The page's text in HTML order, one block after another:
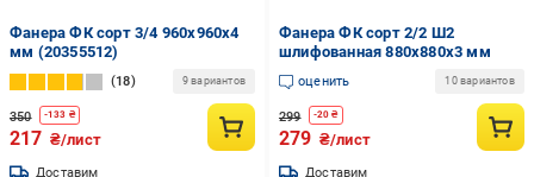
Фанера ФК сорт 3/4 960х960х4
мм (20355512)
18 9 вариантов
350 -133 ₴
217 ₴/лист
Доставим
Фанера ФК сорт 2/2 Ш2
шлифованная 880х880х3 мм
оценить 10 вариантов
299 -20 ₴
279 ₴/лист
Доставим